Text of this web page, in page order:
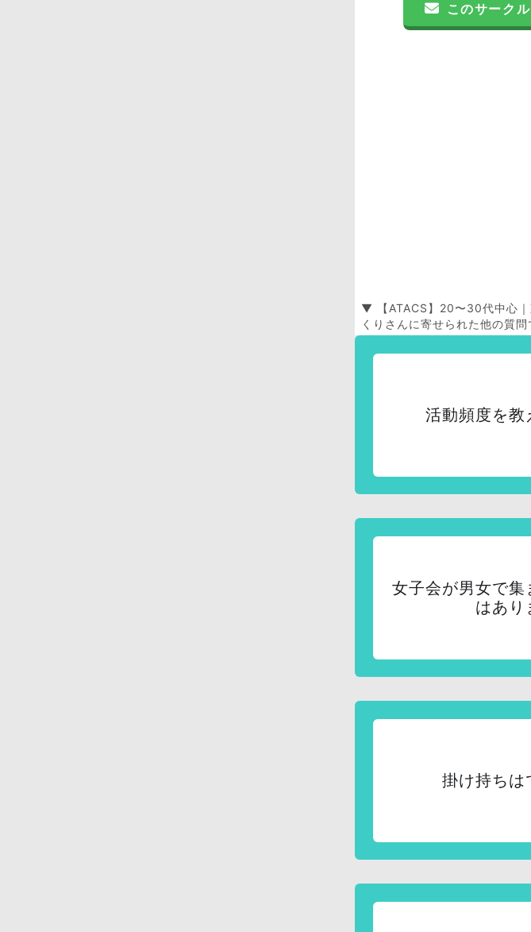
このサーク
▼ 【ATACS】20〜30代中心
くりさんに寄せられた他の質問
活動頻度を教
女子会が男女で集
はあり
掛け持ちは